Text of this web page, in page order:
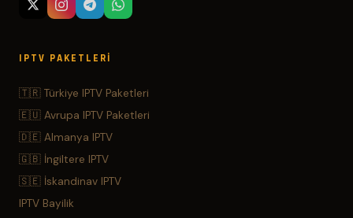
IPTV PAKETLERI
🇹🇷 Türkiye IPTV Paketleri
🇪🇺 Avrupa IPTV Paketleri
🇩🇪 Almanya IPTV
🇬🇧 İngiltere IPTV
🇸🇪 İskandinav IPTV
IPTV Bayilik